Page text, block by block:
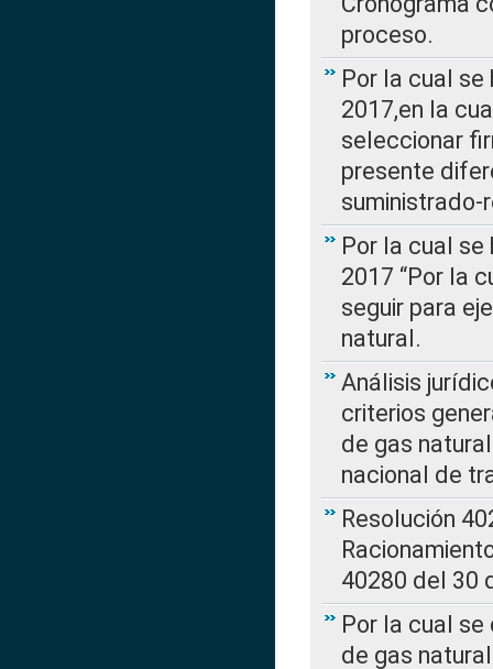
proceso.
Por la cual se
2017,en la
seleccionar
presente
Por la cual se
2017 “Por la
seguir para
natural.
Análisis
criterios
de gas
nacional de
Resolución
40280 del 30
Por la cual
de gas natural